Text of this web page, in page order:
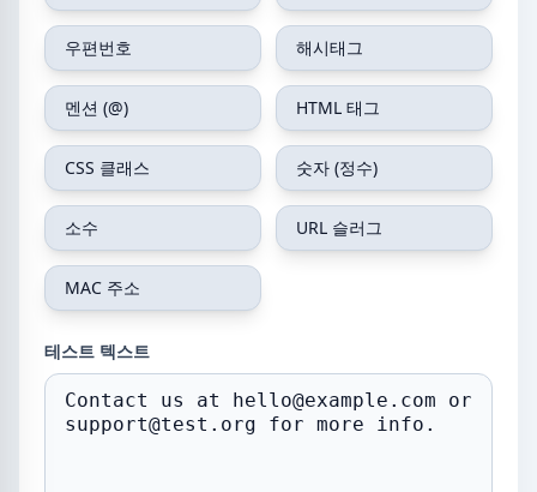
우편번호 해시태그
멘션 (@) HTML 태그
CSS 클래스 숫자 (정수)
소수 URL 슬러그
MAC 주소
테스트 텍스트